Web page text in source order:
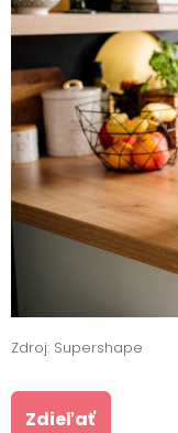
Zdroj: Supershape
Zdieľať